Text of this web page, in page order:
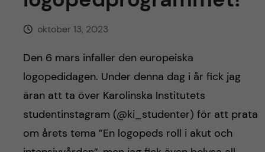
oktober 13, 2023
Den 6 mars infaller den europeiska
logopedidagen. Under denna dag i år fick jag
äran att ta över Karolinska Institutets
studentinstagram (@ki_studenter) för att prata
om årets tema ”En logopeds roll i akut och